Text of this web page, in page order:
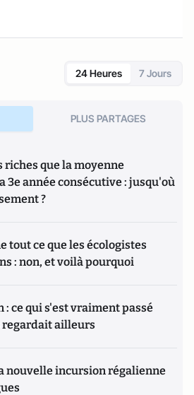
24 Heures 7 Jours
PLUS PARTAGES
riches que la moyenne
3e année consécutive : jusqu'où
?
tout ce que les écologistes
: non, et voilà pourquoi
: ce qui s'est vraiment passé
regardait ailleurs
nouvelle incursion régalienne